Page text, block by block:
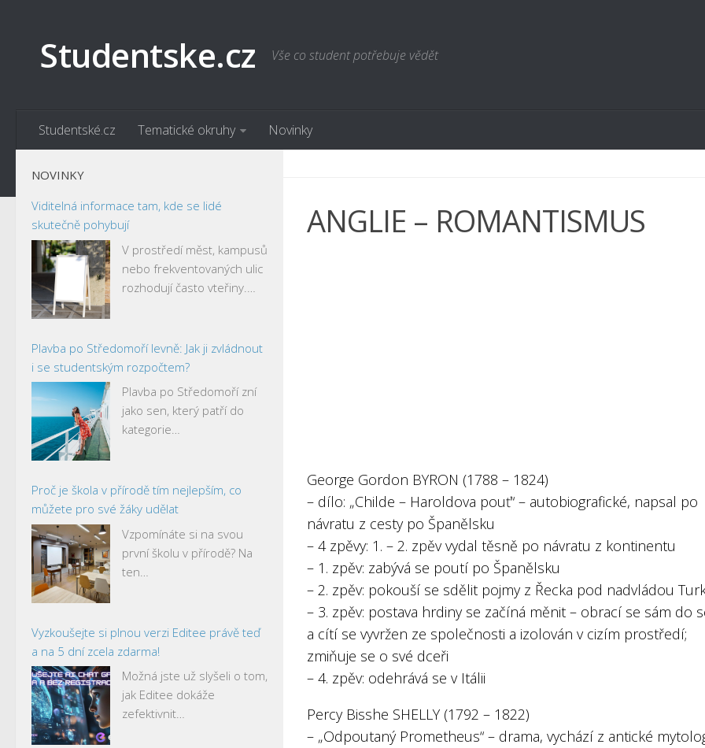
Studentske.cz Vše co student potřebuje vědět
Studentské.cz Tematické okruhy Novinky
ANGLIE – ROMANTISMUS
George Gordon BYRON (1788 – 1824)
– dílo: „Childe – Haroldova pouť“ – autobiografické, napsal po
návratu z cesty po Španělsku
– 4 zpěvy: 1. – 2. zpěv vydal těsně po návratu z kontinentu
– 1. zpěv: zabývá se poutí po Španělsku
– 2. zpěv: pokouší se sdělit pojmy z Řecka pod nadvládou
– 3. zpěv: postava hrdiny se začíná měnit – obrací se sám do
a cítí se vyvržen ze společnosti a izolován v cizím prostředí;
zmiňuje se o své dceři
– 4. zpěv: odehrává se v Itálii
Percy Bisshe SHELLY (1792 – 1822)
– „Odpoutaný Prometheus“ – drama, vychází z antické
NOVINKY
Viditelná informace tam, kde se lidé
skutečně pohybují
V prostředí měst, kampusů
nebo frekventovaných ulic
rozhodují často vteřiny.…
Plavba po Středomoří levně: Jak ji zvládnout
i se studentským rozpočtem?
Plavba po Středomoří zní
jako sen, který patří do
kategorie…
Proč je škola v přírodě tím nejlepším, co
můžete pro své žáky udělat
Vzpomínáte si na svou
první školu v přírodě? Na
ten…
Vyzkoušejte si plnou verzi Editee právě teď
a na 5 dní zcela zdarma!
Možná jste už slyšeli o tom,
jak Editee dokáže
zefektivnit…